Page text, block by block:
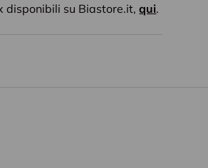
disponibili su Biastore.it,qui.